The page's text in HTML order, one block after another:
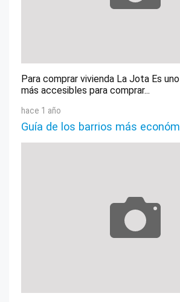
Para comprar vivienda La Jota Es
más accesibles para comprar...
hace 1 año
Guía de los barrios más